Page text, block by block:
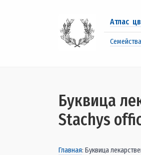
Атлас
Семейства
Буквица
Stachys
Главная: Буквица